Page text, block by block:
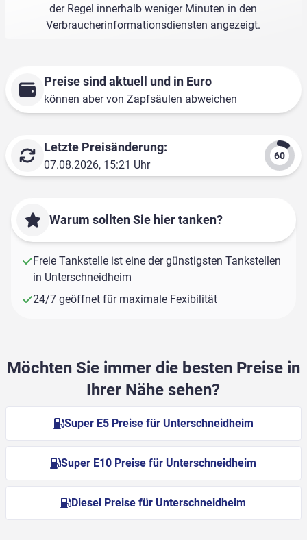
der Regel innerhalb weniger Minuten in den
Verbraucherinformationsdiensten angezeigt.
Preise sind aktuell und in Euro
können aber von Zapfsäulen abweichen
Letzte Preisänderung:
07.08.2026, 15:21 Uhr
Warum sollten Sie hier tanken?
Freie Tankstelle ist eine der günstigsten Tankstellen
in Unterschneidheim
24/7 geöffnet für maximale Fexibilität
Möchten Sie immer die besten Preise in
Ihrer Nähe sehen?
Super E5 Preise für Unterschneidheim
Super E10 Preise für Unterschneidheim
Diesel Preise für Unterschneidheim